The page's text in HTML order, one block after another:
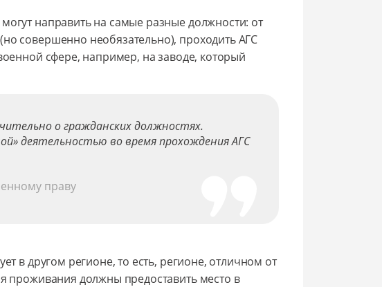
направить на самые разные должности: от
совершенно необязательно), проходить АГС
сфере, например, на заводе, который
о гражданских должностях.
деятельностью во время прохождения АГС
праву
в другом регионе, то есть, регионе, отличном от
проживания должны предоставить место в